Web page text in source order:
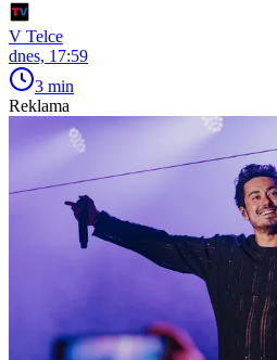
V Telce
dnes, 17:59
3 min
Reklama